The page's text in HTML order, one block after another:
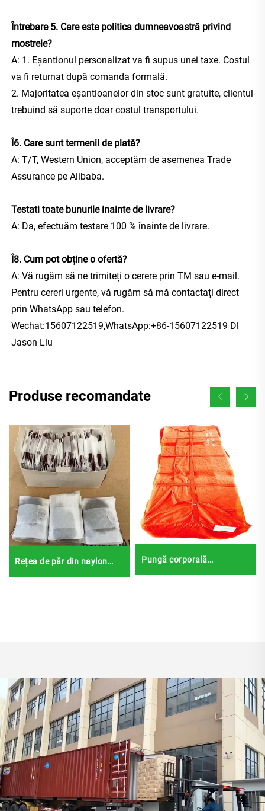
Întrebare 5. Care este politica dumneavoastră privind
mostrele?
A: 1. Eșantionul personalizat va fi supus unei taxe. Costul
va fi returnat după comanda formală.
2. Majoritatea eșantioanelor din stoc sunt gratuite, clientul
trebuind să suporte doar costul transportului.
Î6. Care sunt termenii de plată?
A: T/T, Western Union, acceptăm de asemenea Trade
Assurance pe Alibaba.
Testati toate bunurile inainte de livrare?
A: Da, efectuăm testare 100 % înainte de livrare.
Î8. Cum pot obține o ofertă?
A: Vă rugăm să ne trimiteți o cerere prin TM sau e-mail.
Pentru cereri urgente, vă rugăm să mă contactați direct
prin WhatsApp sau telefon.
Wechat:15607122519,WhatsApp:+86-15607122519 Dl
Jason Liu
Produse recomandate
Rețea de păr din naylon
Pungă corporală